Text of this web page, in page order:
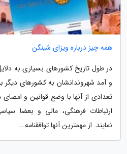
همه چیز درباره ویزای شینگن
در طول تاریخ کشورهای بسیاری به
و آمد شهروندانشان به کشورهای دیگر
تعدادی از آنها با وضع قوانین و
ارتباطات فرهنگی، مالی و بعضا
نمایند. از مهمترین آنها توافقنامه...